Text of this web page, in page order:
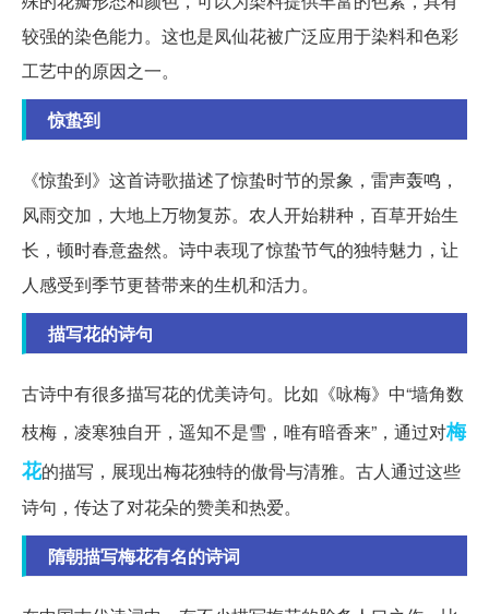
较强的染色能力。这也是凤仙花被广泛应用于染料和色彩
工艺中的原因之一。
惊蛰到
《惊蛰到》这首诗歌描述了惊蛰时节的景象，雷声轰鸣，
风雨交加，大地上万物复苏。农人开始耕种，百草开始生
长，顿时春意盎然。诗中表现了惊蛰节气的独特魅力，让
人感受到季节更替带来的生机和活力。
描写花的诗句
古诗中有很多描写花的优美诗句。比如《咏梅》中“墙角数
枝梅，凌寒独自开，遥知不是雪，唯有暗香来”，通过对梅
花的描写，展现出梅花独特的傲骨与清雅。古人通过这些
诗句，传达了对花朵的赞美和热爱。
隋朝描写梅花有名的诗词